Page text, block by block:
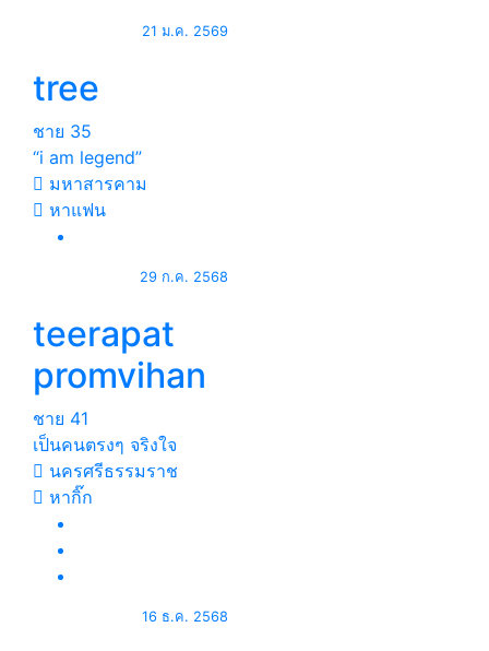
21 ม.ค. 2569
tree
ชาย 35
“i am legend”
มหาสารคาม
หาแฟน
29 ก.ค. 2568
teerapat
promvihan
ชาย 41
เป็นคนตรงๆ จริงใจ
นครศรีธรรมราช
หากิ๊ก
16 ธ.ค. 2568